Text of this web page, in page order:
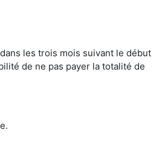
les trois mois suivant le début
de ne pas payer la totalité de